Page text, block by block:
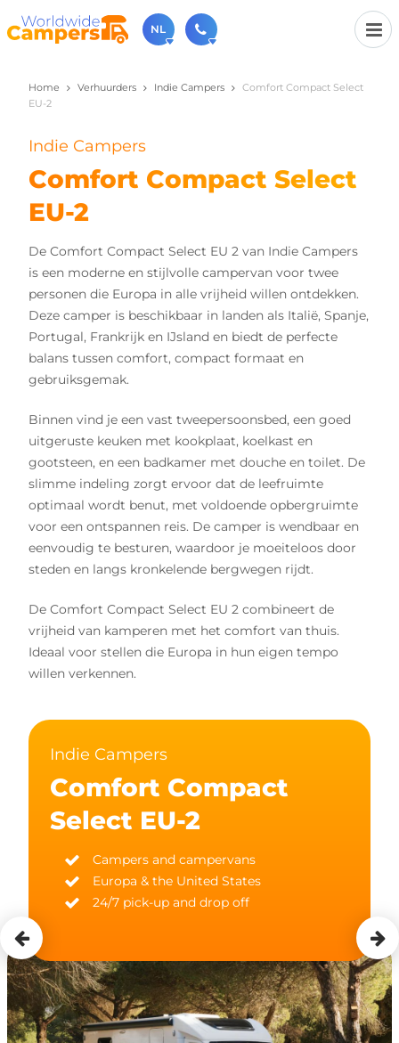
NL
030-6974964
Bel ons gerust (beschikbaar ma t/m vr van 9u tot 17u).
sales@worldwidecampers.com
Je kunt ons natuurlijk ook altijd een mailtje sturen.
Home Verhuurders Indie Campers
Comfort Compact Select
EU-2
Indie Campers
Comfort Compact Select
EU-2
De Comfort Compact Select EU 2 van Indie Campers
is een moderne en stijlvolle campervan voor twee
personen die Europa in alle vrijheid willen ontdekken.
Deze camper is beschikbaar in landen als Italië, Spanje,
Portugal, Frankrijk en IJsland en biedt de perfecte
balans tussen comfort, compact formaat en
gebruiksgemak.
Binnen vind je een vast tweepersoonsbed, een goed
uitgeruste keuken met kookplaat, koelkast en
gootsteen, en een badkamer met douche en toilet. De
slimme indeling zorgt ervoor dat de leefruimte
optimaal wordt benut, met voldoende opbergruimte
voor een ontspannen reis. De camper is wendbaar en
eenvoudig te besturen, waardoor je moeiteloos door
steden en langs kronkelende bergwegen rijdt.
De Comfort Compact Select EU 2 combineert de
vrijheid van kamperen met het comfort van thuis.
Ideaal voor stellen die Europa in hun eigen tempo
willen verkennen.
Indie Campers
Comfort Compact
Select EU-2
Campers and campervans
Europa & the United States
24/7 pick-up and drop off